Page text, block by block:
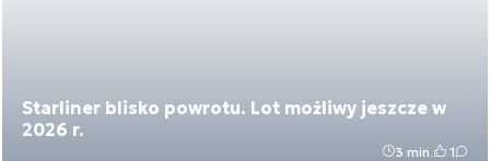
Starliner blisko powrotu. Lot możliwy jeszcze w
2026 r.
3 min. 1